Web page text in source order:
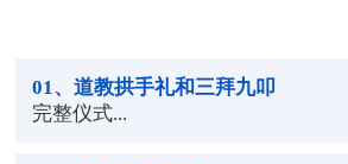
01 、道教拱手礼和三拜九叩
完整仪式...